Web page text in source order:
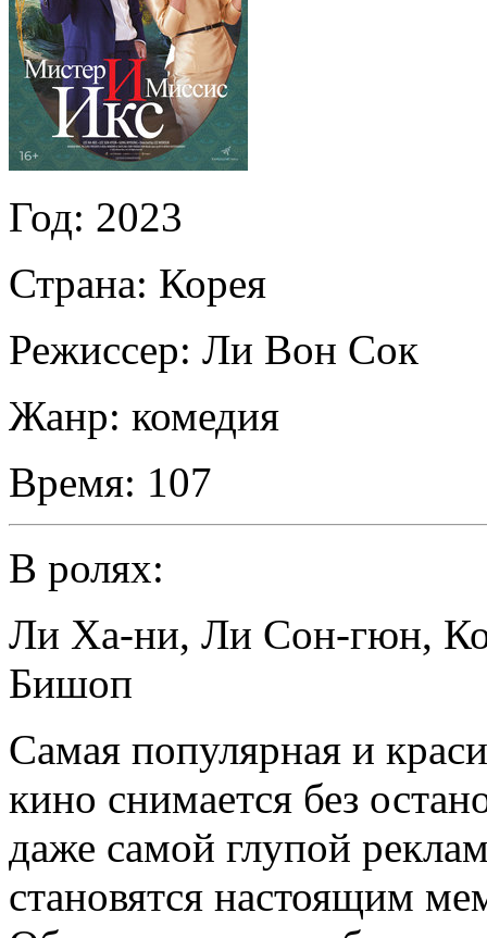
Год: 2023
Страна: Корея
Режиссер: Ли Вон Сок
Жанр: комедия
Время: 107
В ролях:
Ли Ха-ни, Ли Сон-гюн,
Бишоп
Самая популярная и
кино снимается без
даже самой глупой
становятся настоящим